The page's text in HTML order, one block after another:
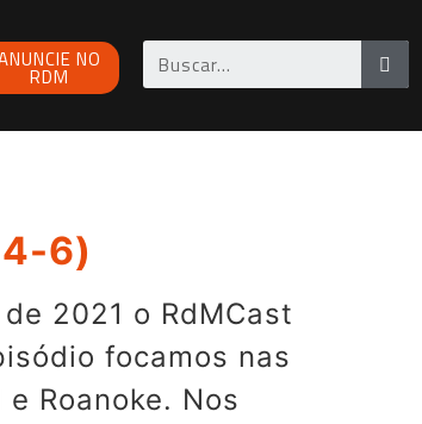
NO
RDM
6)
2021 o RdMCast
focamos nas
Roanoke. Nos